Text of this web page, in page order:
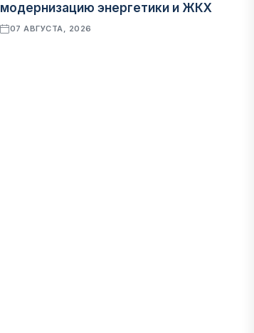
модернизацию энергетики и ЖКХ
07 АВГУСТА, 2026